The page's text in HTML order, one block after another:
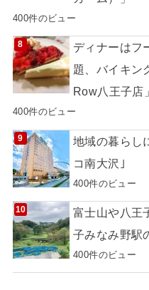
400件のビュー
ディナーはフ
題、バイキン
Row八王子店」
400件のビュー
地域の暮らし
コ南大沢｣
400件のビュー
富士山や八王
子みなみ野駅
400件のビュー